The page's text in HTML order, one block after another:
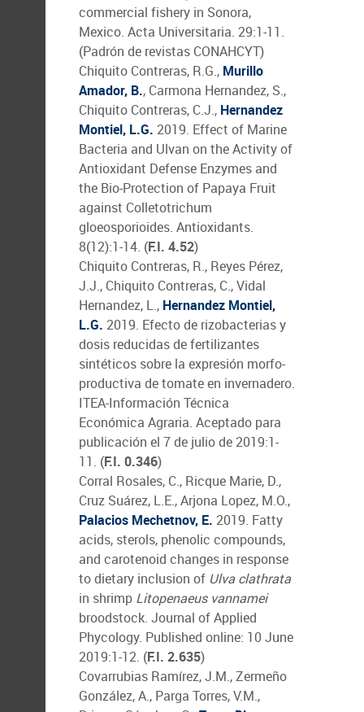
commercial fishery in Sonora,
Mexico. Acta Universitaria. 29:1-11.
(Padrón de revistas CONAHCYT)
Chiquito Contreras, R.G., Murillo
Amador, B., Carmona Hernandez, S.,
Chiquito Contreras, C.J., Hernandez
Montiel, L.G. 2019. Effect of Marine
Bacteria and Ulvan on the Activity of
Antioxidant Defense Enzymes and
the Bio-Protection of Papaya Fruit
against Colletotrichum
gloeosporioides. Antioxidants.
8(12):1-14. (F.I. 4.52)
Chiquito Contreras, R., Reyes Pérez,
J.J., Chiquito Contreras, C., Vidal
Hernandez, L., Hernandez Montiel,
L.G. 2019. Efecto de rizobacterias y
dosis reducidas de fertilizantes
sintéticos sobre la expresión morfo-
productiva de tomate en invernadero.
ITEA-Información Técnica
Económica Agraria. Aceptado para
publicación el 7 de julio de 2019:1-
11. (F.I. 0.346)
Corral Rosales, C., Ricque Marie, D.,
Cruz Suárez, L.E., Arjona Lopez, M.O.,
Palacios Mechetnov, E. 2019. Fatty
acids, sterols, phenolic compounds,
and carotenoid changes in response
to dietary inclusion of Ulva clathrata
in shrimp Litopenaeus vannamei
broodstock. Journal of Applied
Phycology. Published online: 10 June
2019:1-12. (F.I. 2.635)
Covarrubias Ramírez, J.M., Zermeño
González, A., Parga Torres, V.M.,